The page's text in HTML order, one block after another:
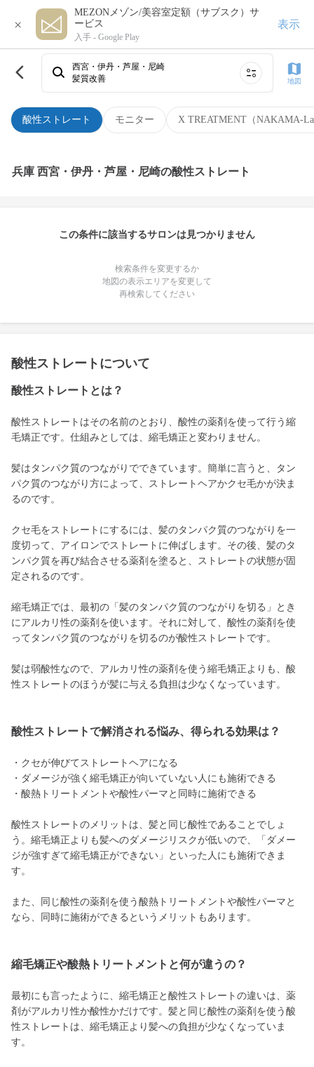
×
MEZONメゾン/美容室定額（サブスク）サ
ービス
入手 - Google Play
表示
酸性ストレート モニター X TREATMENT（NAKAMA-
西宮・伊丹・芦屋・尼崎
髪質改善
地図
兵庫 西宮・伊丹・芦屋・尼崎の酸性ストレート
この条件に該当するサロンは見つかりません
検索条件を変更するか
地図の表示エリアを変更して
再検索してください
酸性ストレートについて
酸性ストレートとは？
酸性ストレートはその名前のとおり、酸性の薬剤を使って行う縮
毛矯正です。仕組みとしては、縮毛矯正と変わりません。
髪はタンパク質のつながりでできています。簡単に言うと、タン
パク質のつながり方によって、ストレートヘアかクセ毛かが決ま
るのです。
クセ毛をストレートにするには、髪のタンパク質のつながりを一
度切って、アイロンでストレートに伸ばします。その後、髪のタ
ンパク質を再び結合させる薬剤を塗ると、ストレートの状態が固
定されるのです。
縮毛矯正では、最初の「髪のタンパク質のつながりを切る」とき
にアルカリ性の薬剤を使います。それに対して、酸性の薬剤を使
ってタンパク質のつながりを切るのが酸性ストレートです。
髪は弱酸性なので、アルカリ性の薬剤を使う縮毛矯正よりも、酸
性ストレートのほうが髪に与える負担は少なくなっています。
酸性ストレートで解消される悩み、得られる効果は？
・クセが伸びてストレートヘアになる
・ダメージが強く縮毛矯正が向いていない人にも施術できる
・酸熱トリートメントや酸性パーマと同時に施術できる
酸性ストレートのメリットは、髪と同じ酸性であることでしょ
う。縮毛矯正よりも髪へのダメージリスクが低いので、「ダメー
ジが強すぎて縮毛矯正ができない」といった人にも施術できま
す。
また、同じ酸性の薬剤を使う酸熱トリートメントや酸性パーマと
なら、同時に施術ができるというメリットもあります。
縮毛矯正や酸熱トリートメントと何が違うの？
最初にも言ったように、縮毛矯正と酸性ストレートの違いは、薬
剤がアルカリ性か酸性かだけです。髪と同じ酸性の薬剤を使う酸
性ストレートは、縮毛矯正より髪への負担が少なくなっていま
す。